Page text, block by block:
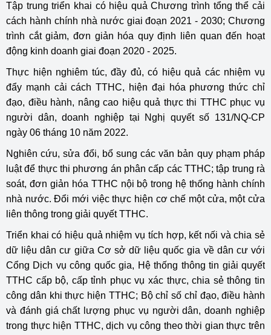
Tập trung triển khai có hiệu quả Chương trình tổng thể cải
cách hành chính nhà nước giai đoạn 2021 - 2030; Chương
trình cắt giảm, đơn giản hóa quy định liên quan đến hoạt
động kinh doanh giai đoạn 2020 - 2025.
Thực hiện nghiêm túc, đầy đủ, có hiệu quả các nhiệm vụ
đẩy mạnh cải cách TTHC, hiện đại hóa phương thức chỉ
đạo, điều hành, nâng cao hiệu quả thực thi TTHC phục vụ
người dân, doanh nghiệp tại Nghị quyết số 131/NQ-CP
ngày 06 tháng 10 năm 2022.
Nghiên cứu, sửa đổi, bổ sung các văn bản quy phạm pháp
luật để thực thi phương án phân cấp các TTHC; tập trung rà
soát, đơn giản hóa TTHC nội bộ trong hệ thống hành chính
nhà nước. Đổi mới việc thực hiện cơ chế một cửa, một cửa
liên thông trong giải quyết TTHC.
Triển khai có hiệu quả nhiệm vụ tích hợp, kết nối và chia sẻ
dữ liệu dân cư giữa Cơ sở dữ liệu quốc gia về dân cư với
Cổng Dịch vụ công quốc gia, Hệ thống thông tin giải quyết
TTHC cấp bộ, cấp tỉnh phục vụ xác thực, chia sẻ thông tin
công dân khi thực hiện TTHC; Bộ chỉ số chỉ đạo, điều hành
và đánh giá chất lượng phục vụ người dân, doanh nghiệp
trong thực hiện TTHC, dịch vụ công theo thời gian thực trên